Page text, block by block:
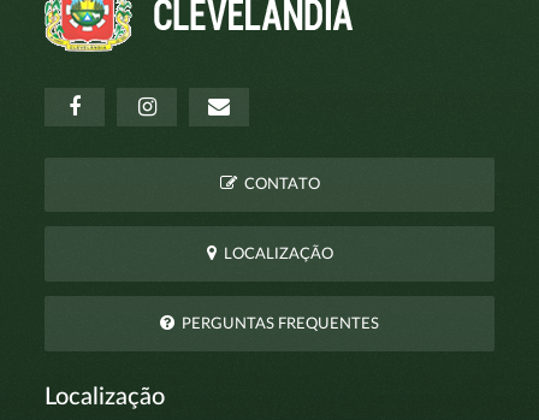
CONTATO
LOCALIZAÇÃO
PERGUNTAS FREQUENTES
Localização